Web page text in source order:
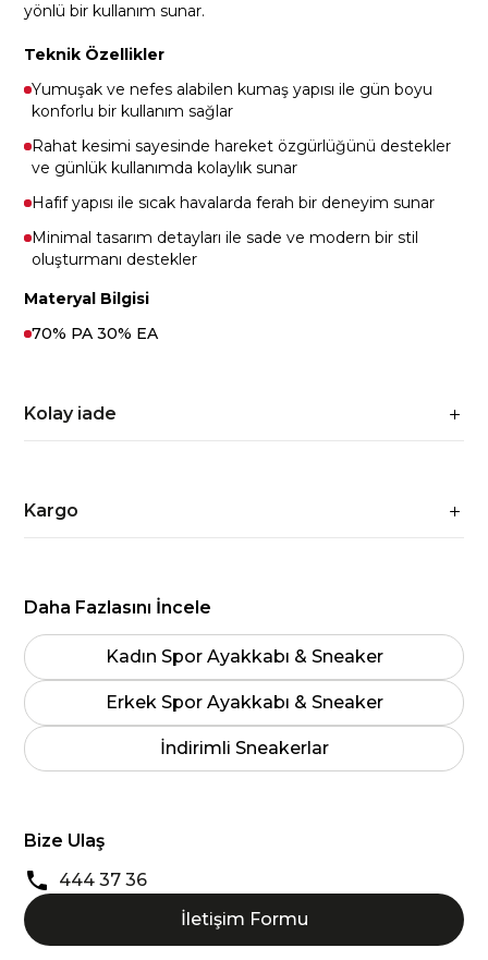
yönlü bir kullanım sunar.
Teknik Özellikler
Yumuşak ve nefes alabilen kumaş yapısı ile gün boyu
konforlu bir kullanım sağlar
Rahat kesimi sayesinde hareket özgürlüğünü destekler
ve günlük kullanımda kolaylık sunar
Hafif yapısı ile sıcak havalarda ferah bir deneyim sunar
Minimal tasarım detayları ile sade ve modern bir stil
oluşturmanı destekler
Materyal Bilgisi
70% PA 30% EA
Kolay iade
Kargo
Daha Fazlasını İncele
Kadın Spor Ayakkabı & Sneaker
Erkek Spor Ayakkabı & Sneaker
İndirimli Sneakerlar
Bize Ulaş
444 37 36
İletişim Formu